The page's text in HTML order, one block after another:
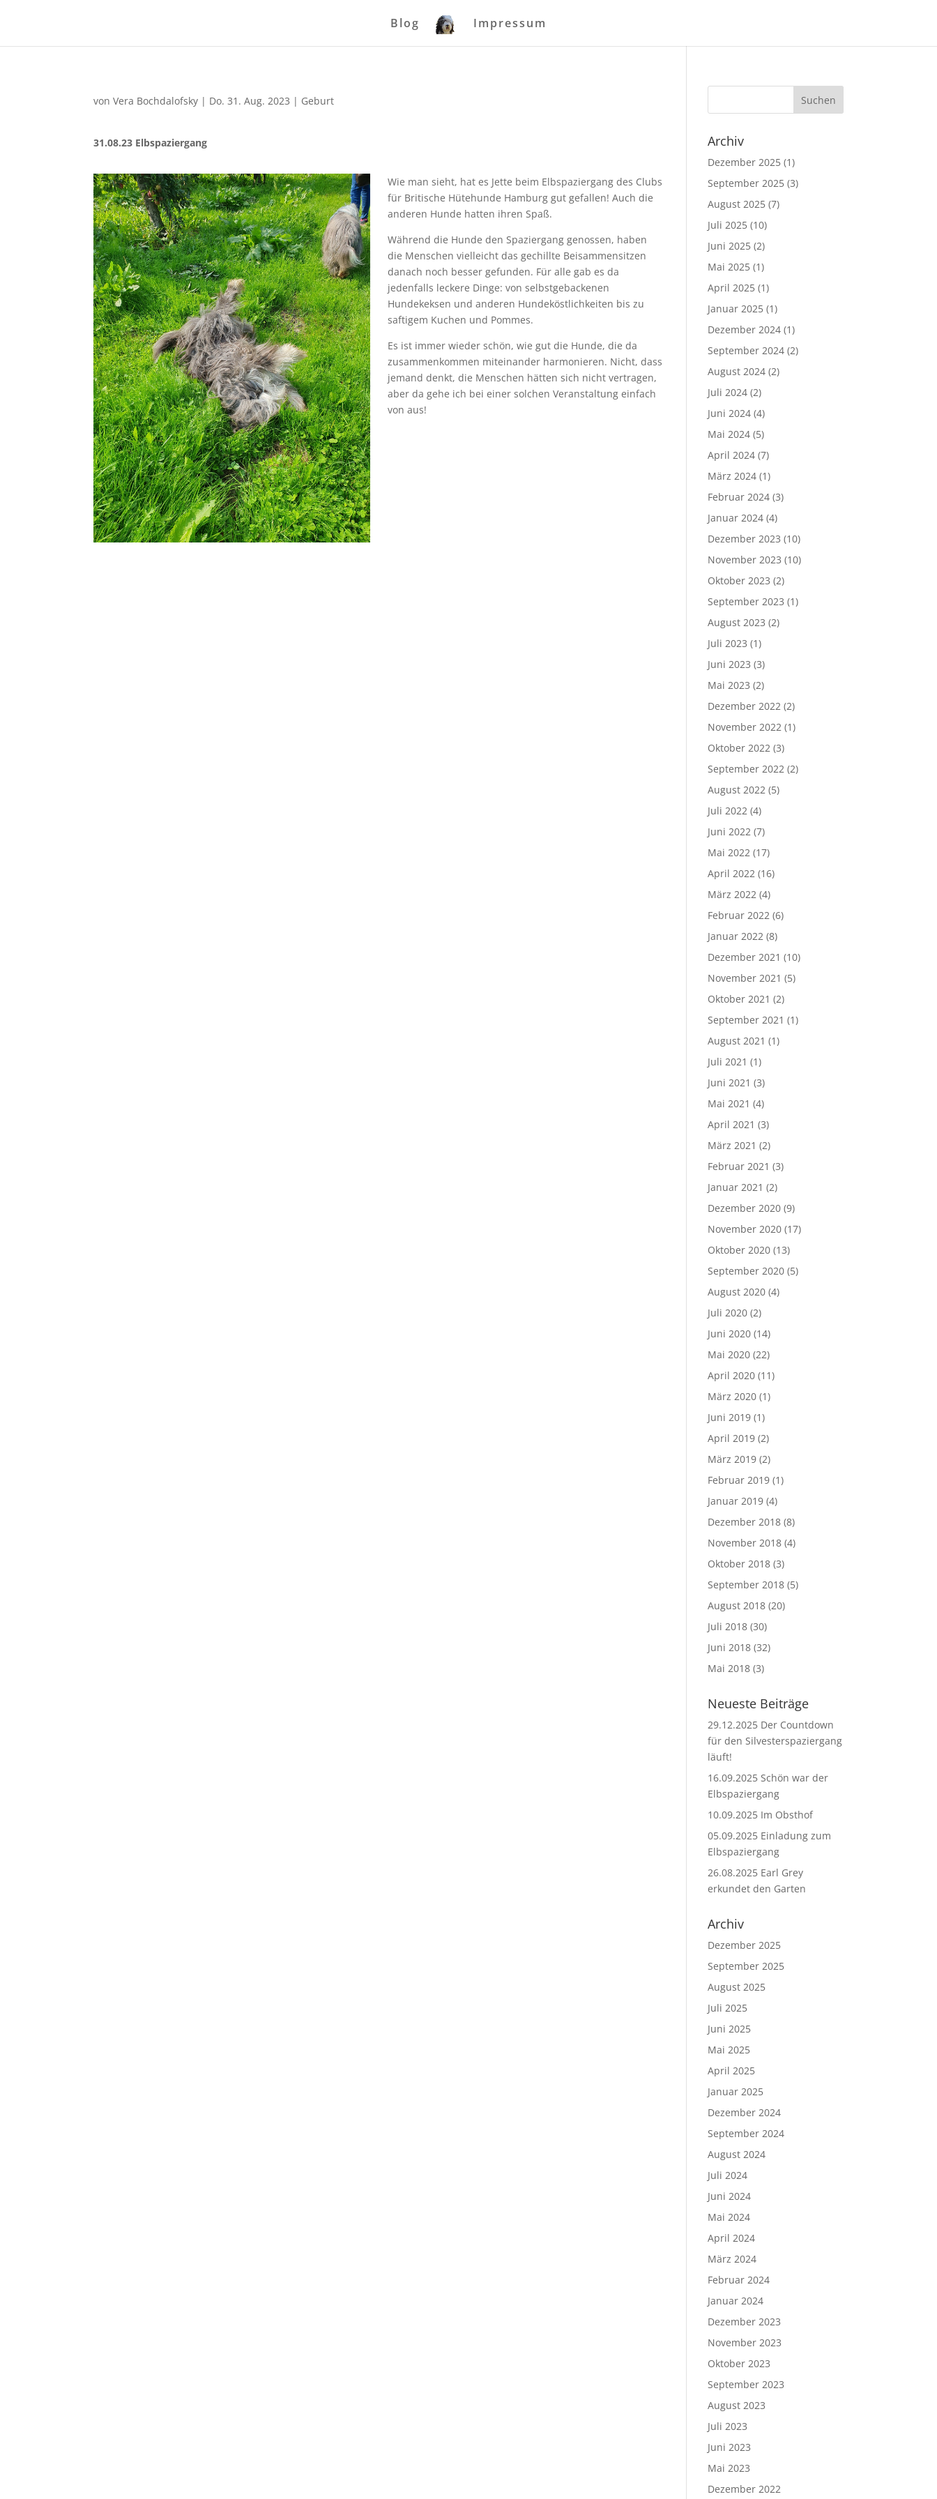
Blog Impressum
vonVera Bochdalofsky | Do. 31. Aug. 2023 | Geburt
31.08.23 Elbspaziergang
Wie man sieht, hat es Jette beim Elbspaziergang des Clubs
für Britische Hütehunde Hamburg gut gefallen! Auch die
anderen Hunde hatten ihren Spaß.
Während die Hunde den Spaziergang genossen, haben
die Menschen vielleicht das gechillte Beisammensitzen
danach noch besser gefunden. Für alle gab es da
jedenfalls leckere Dinge: von selbstgebackenen
Hundekeksen und anderen Hundeköstlichkeiten bis zu
saftigem Kuchen und Pommes.
Es ist immer wieder schön, wie gut die Hunde, die da
zusammenkommen miteinander harmonieren. Nicht, dass
jemand denkt, die Menschen hätten sich nicht vertragen,
aber da gehe ich bei einer solchen Veranstaltung einfach
von aus!
Archiv
Dezember 2025 (1)
September 2025 (3)
August 2025 (7)
Juli 2025 (10)
Juni 2025 (2)
Mai 2025 (1)
April 2025 (1)
Januar 2025 (1)
Dezember 2024 (1)
September 2024 (2)
August 2024 (2)
Juli 2024 (2)
Juni 2024 (4)
Mai 2024 (5)
April 2024 (7)
März 2024 (1)
Februar 2024 (3)
Januar 2024 (4)
Dezember 2023 (10)
November 2023 (10)
Oktober 2023 (2)
September 2023 (1)
August 2023 (2)
Juli 2023 (1)
Juni 2023 (3)
Mai 2023 (2)
Dezember 2022 (2)
November 2022 (1)
Oktober 2022 (3)
September 2022 (2)
August 2022 (5)
Juli 2022 (4)
Juni 2022 (7)
Mai 2022 (17)
April 2022 (16)
März 2022 (4)
Februar 2022 (6)
Januar 2022 (8)
Dezember 2021 (10)
November 2021 (5)
Oktober 2021 (2)
September 2021 (1)
August 2021 (1)
Juli 2021 (1)
Juni 2021 (3)
Mai 2021 (4)
April 2021 (3)
März 2021 (2)
Februar 2021 (3)
Januar 2021 (2)
Dezember 2020 (9)
November 2020 (17)
Oktober 2020 (13)
September 2020 (5)
August 2020 (4)
Juli 2020 (2)
Juni 2020 (14)
Mai 2020 (22)
April 2020 (11)
März 2020 (1)
Juni 2019 (1)
April 2019 (2)
März 2019 (2)
Februar 2019 (1)
Januar 2019 (4)
Dezember 2018 (8)
November 2018 (4)
Oktober 2018 (3)
September 2018 (5)
August 2018 (20)
Juli 2018 (30)
Juni 2018 (32)
Mai 2018 (3)
Neueste Beiträge
29.12.2025 Der Countdown
für den Silvesterspaziergang
läuft!
16.09.2025 Schön war der
Elbspaziergang
10.09.2025 Im Obsthof
05.09.2025 Einladung zum
Elbspaziergang
26.08.2025 Earl Grey
erkundet den Garten
Archiv
Dezember 2025
September 2025
August 2025
Juli 2025
Juni 2025
Mai 2025
April 2025
Januar 2025
Dezember 2024
September 2024
August 2024
Juli 2024
Juni 2024
Mai 2024
April 2024
März 2024
Februar 2024
Januar 2024
Dezember 2023
November 2023
Oktober 2023
September 2023
August 2023
Juli 2023
Juni 2023
Mai 2023
Dezember 2022